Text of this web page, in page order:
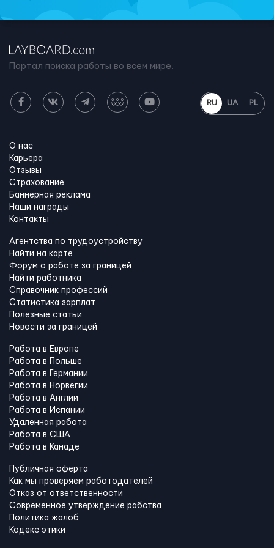
Портал поиска работы во всем мире.
RU UA PL
О нас
Карьера
Отзывы
Страхование
Баннерная реклама
Наши награды
Контакты
Агентства по трудоустройству
Найти на карте
Форум о работе за границей
Найти работника
Справочник профессий
Статистика зарплат
Полезные статьи
Новости за границей
Работа в Европе
Работа в Польше
Работа в Германии
Работа в Норвегии
Работа в Англии
Работа в Испании
Удаленная работа
Работа в США
Работа в Канадe
Публичная оферта
Как мы проверяем работодателей
Отказ от ответственности
Современное утверждение рабства
Политика жалоб
Кодекс этики